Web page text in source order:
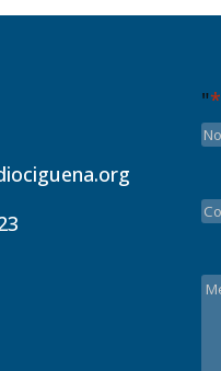
"*